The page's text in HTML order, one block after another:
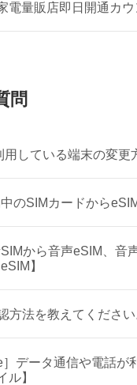
電量販店即日開通カ
問
用している端末の変更
のSIMカードから
から音声eSIM、音
】
方法を教えてくださ
］データ通信や電話
ル】